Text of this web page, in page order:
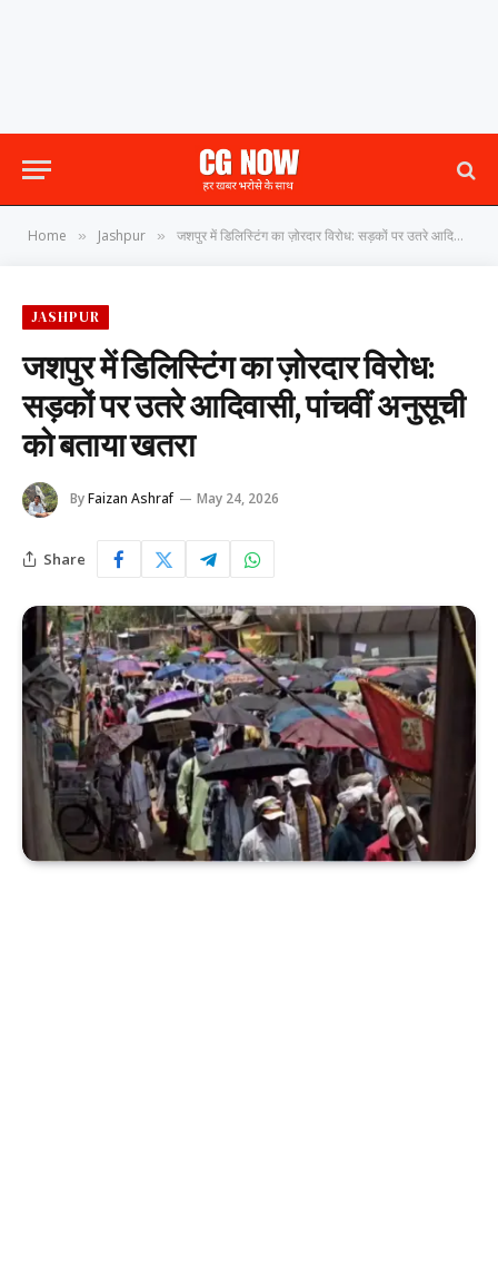
Home » Jashpur » जशपुर में डिलिस्टिंग का ज़ोरदार विरोध: सड़कों पर उतरे आदिवासी, पांचवीं अनुसूची को बताया खतरा
JASHPUR
जशपुर में डिलिस्टिंग का ज़ोरदार विरोध:
सड़कों पर उतरे आदिवासी, पांचवीं अनुसूची
को बताया खतरा
ByFaizan Ashraf May 24, 2026
Share